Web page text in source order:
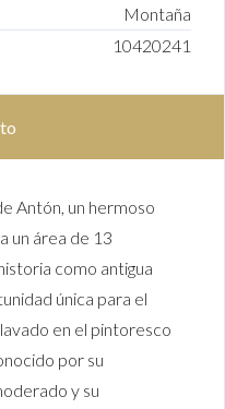
Montaña
10420241
Antón, un hermoso
un área de 13
como antigua
única para el
en el pintoresco
por su
y su